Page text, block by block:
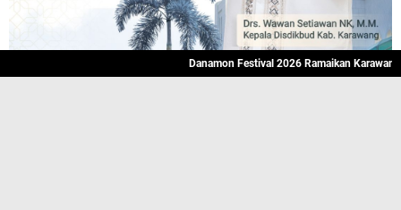
Danamon Festival 2026 Ramaikan Karawang,